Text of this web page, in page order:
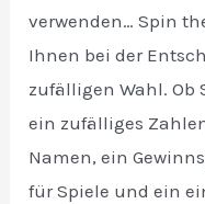
verwenden… Spin
Ihnen bei der
zufälligen Wahl. Ob
ein zufälliges
Namen, ein
für Spiele und ein